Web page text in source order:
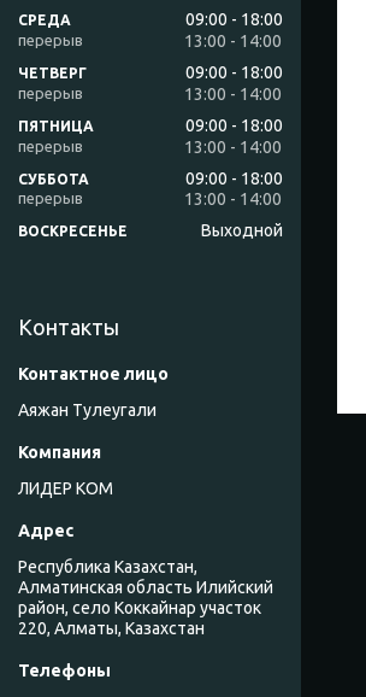
СРЕДА 09:00
18:00
13:00
14:00
ЧЕТВЕРГ 09:00
18:00
13:00
14:00
ПЯТНИЦА 09:00
18:00
13:00
14:00
СУББОТА 09:00
18:00
13:00
14:00
ВОСКРЕСЕНЬЕ Выходной
Контакты
Аяжан Тулеугали
ЛИДЕР КОМ
Республика Казахстан,
Алматинская область Илийский
район, село Коккайнар участок
220, Алматы, Казахстан